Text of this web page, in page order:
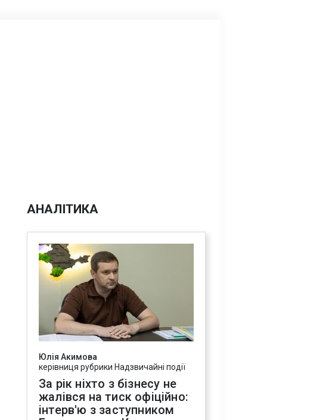
АНАЛІТИКА
Юлія Акимова
керівниця рубрики Надзвичайні події
За рік ніхто з бізнесу не
жалівся на тиск офіційно:
інтерв'ю з заступником